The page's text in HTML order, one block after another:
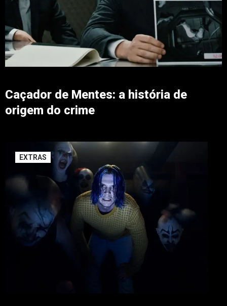
Caçador de Mentes: a história de
origem do crime
EXTRAS